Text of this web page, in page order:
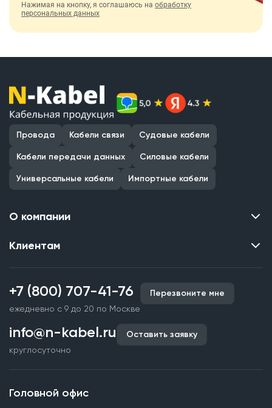
Нажимая на кнопку, я соглашаюсь на обработку
персональных данных
Провода Кабели связи Судовые кабели
Кабели передачи данных Силовые кабели
Универсальные кабели Импортные кабели
О компании
Контакты
Наши объекты
Партнерство
Документы и реквизиты
Клиентам
Производство кабельной продукции
Срочное изготовление
Оплата и доставка
Гарантия качества
Статьи
+7 (800) 707-41-76
ежедневно с 9 до 20 по Москве
Перезвоните мне
info@n-kabel.ru
круглосуточно
Оставить заявку
Головной офис